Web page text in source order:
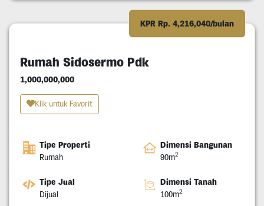
KPR Rp. 4,216,040/bulan
Rumah Sidosermo Pdk
1,000,000,000
Klik untuk Favorit
Tipe Properti
Rumah
Dimensi Bangunan
90m2
Tipe Jual
Dijual
Dimensi Tanah
100m2